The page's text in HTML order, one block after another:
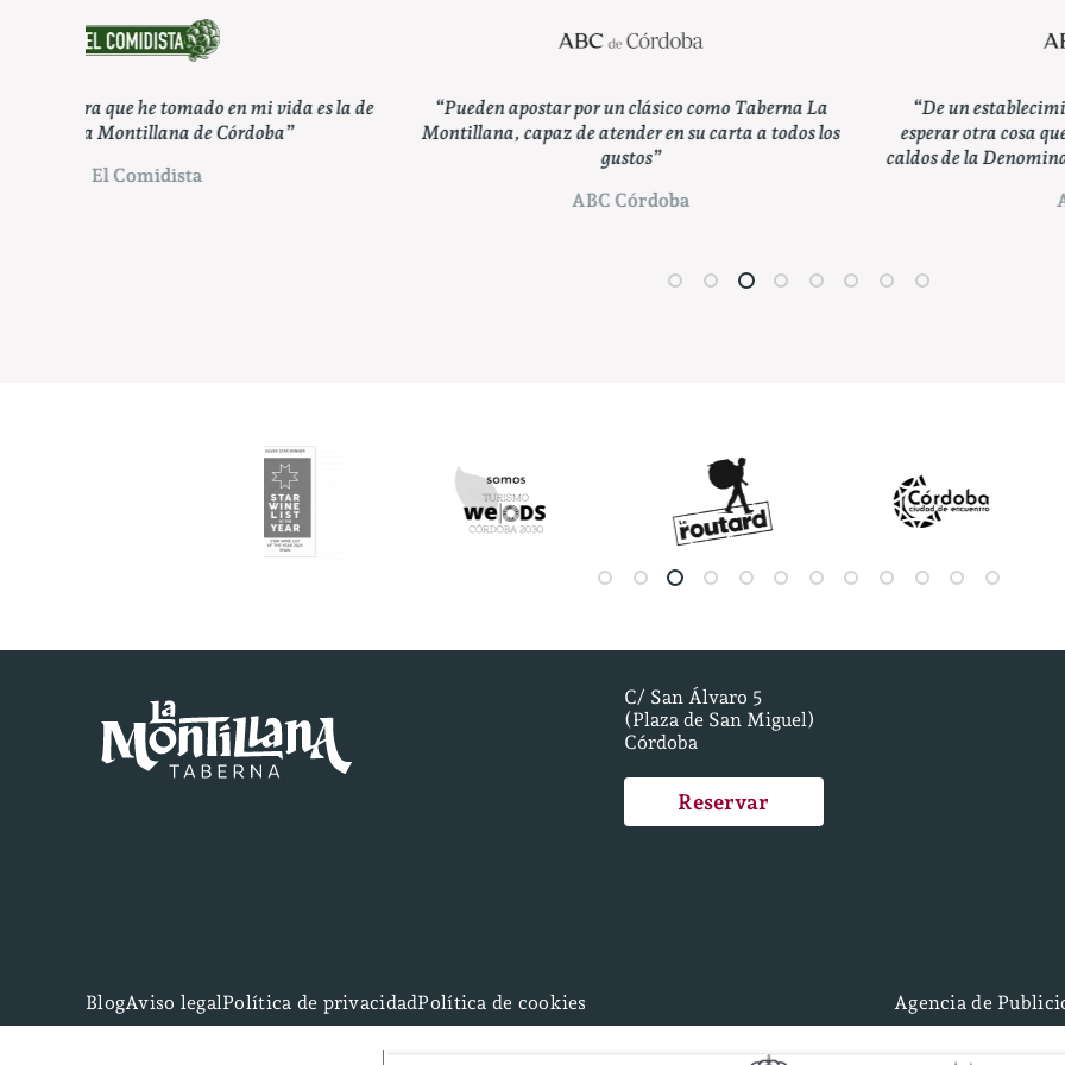
“Pueden apostar por un clásico como Taberna La
Montillana, capaz de atender en su carta a todos los
“De un establecimiento con tal nombre no se puede
esperar otra cosa que la máxima representación de los
caldos de la Denominación de Origen Montilla-Moriles.”
C/ San Álvaro 5
(Plaza de San Miguel)
Córdoba
Reservar
BlogAviso legalPolítica de privacidadPolítica de cookies Agencia de